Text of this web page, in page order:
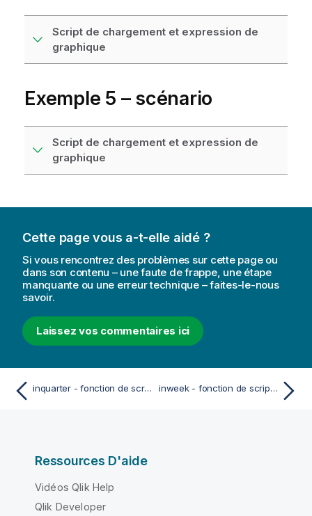
Script de chargement et expression de
graphique
Exemple 5 – scénario
Script de chargement et expression de
graphique
Cette page vous a-t-elle aidé ?
Si vous rencontrez des problèmes sur cette page ou
dans son contenu – une faute de frappe, une étape
manquante ou une erreur technique – faites-le-nous
savoir.
Laissez vos commentaires ici
inquarter - fonction de script et fonction de graphique inweek - fonction de script et fonction de graphique
Ressources D'aide
Vidéos Qlik Help
Qlik Developer